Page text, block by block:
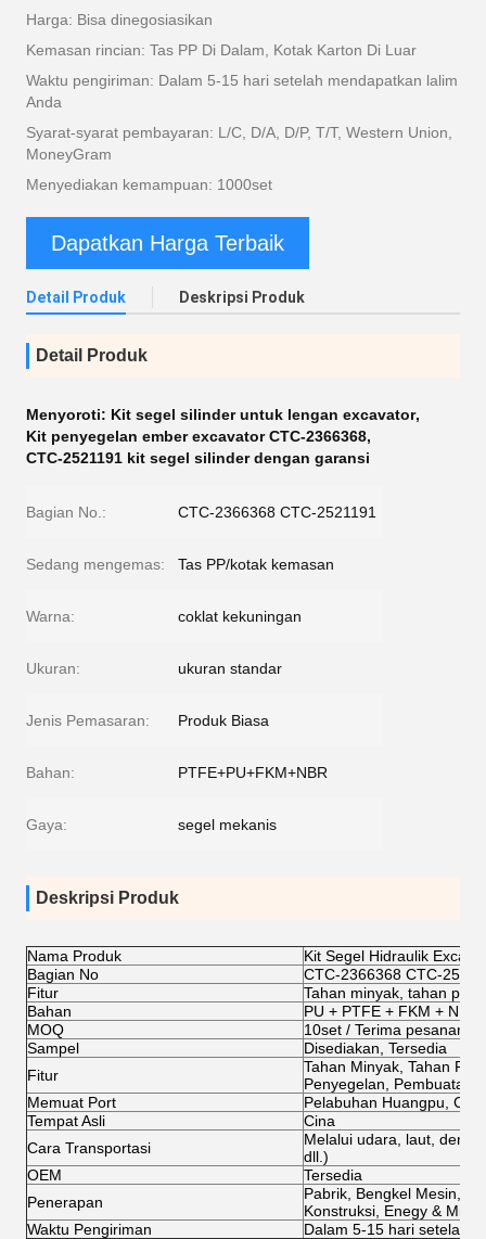
Harga: Bisa dinegosiasikan
Kemasan rincian: Tas PP Di Dalam, Kotak Karton Di Luar
Waktu pengiriman: Dalam 5-15 hari setelah mendapatkan lalim
Anda
Syarat-syarat pembayaran: L/C, D/A, D/P, T/T, Western Union,
MoneyGram
Menyediakan kemampuan: 1000set
Dapatkan Harga Terbaik
Detail Produk Deskripsi Produk
Detail Produk
Menyoroti: Kit segel silinder untuk lengan excavator,
Kit penyegelan ember excavator CTC-2366368,
CTC-2521191 kit segel silinder dengan garansi
Bagian No.: CTC-2366368 CTC-2521191
Sedang mengemas: Tas PP/kotak kemasan
Warna: coklat kekuningan
Ukuran: ukuran standar
Jenis Pemasaran: Produk Biasa
Bahan: PTFE+PU+FKM+NBR
Gaya: segel mekanis
Deskripsi Produk
Nama Produk
Kit Segel Hidraulik
Bagian No
CTC-2366368 CTC-
Fitur
Tahan minyak, tahan
Bahan
PU + PTFE + FKM + NBR
MOQ
10set / Terima pesanan
Sampel
Disediakan, Tersedia
Fitur
Tahan Minyak, Tahan
Penyegelan, Pembuatan
Memuat Port
Pelabuhan Huangpu, Cina
Tempat Asli
Cina
Cara Transportasi
Melalui udara, laut,
dll.)
OEM
Tersedia
Penerapan
Pabrik, Bengkel Mesin,
Konstruksi, Enegy &
Waktu Pengiriman
Dalam 5-15 hari setelah